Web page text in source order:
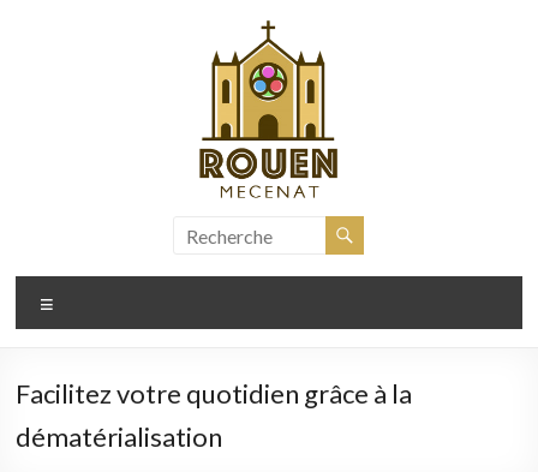
mecenat.fr
Facilitez votre quotidien grâce à la
dématérialisation